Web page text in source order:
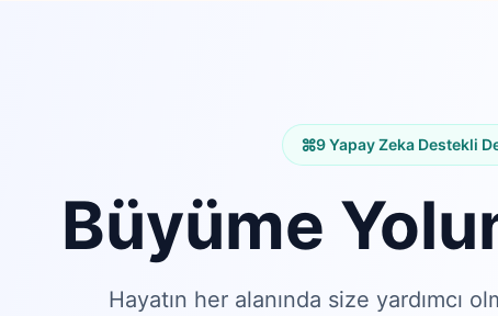
9 Yapay Zeka Destekli
Büyüme
Hayatın her alanında size yardımcı